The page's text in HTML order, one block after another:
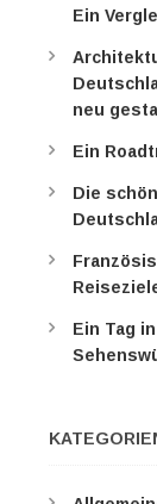
Ein
neu
Ein
Die
Ein Tag